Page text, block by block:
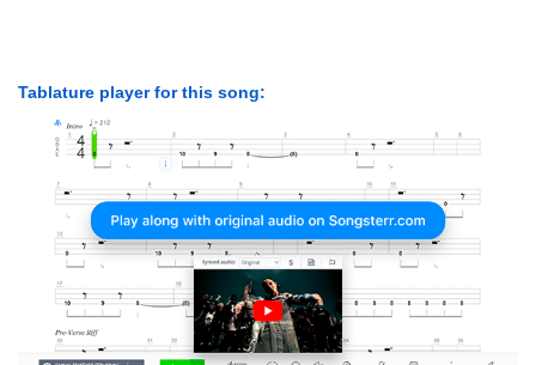
Tablature player for this song: